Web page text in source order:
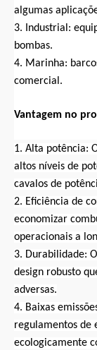
algumas
3. Industrial:
bombas.
4. Marinha:
comercial.
Vantagem no
1. Alta potência:
altos níveis de
cavalos de
2. Eficiência de
economizar
operacionais a
3. Durabilidade:
design robusto
adversas.
4. Baixas
regulamentos de
ecologicamente